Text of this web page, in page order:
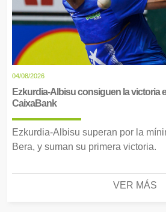
04/08/2026
Ezkurdia-Albisu consiguen la victoria
CaixaBank
Ezkurdia-Albisu superan por la
Bera, y suman su primera victoria.
VER MÁS